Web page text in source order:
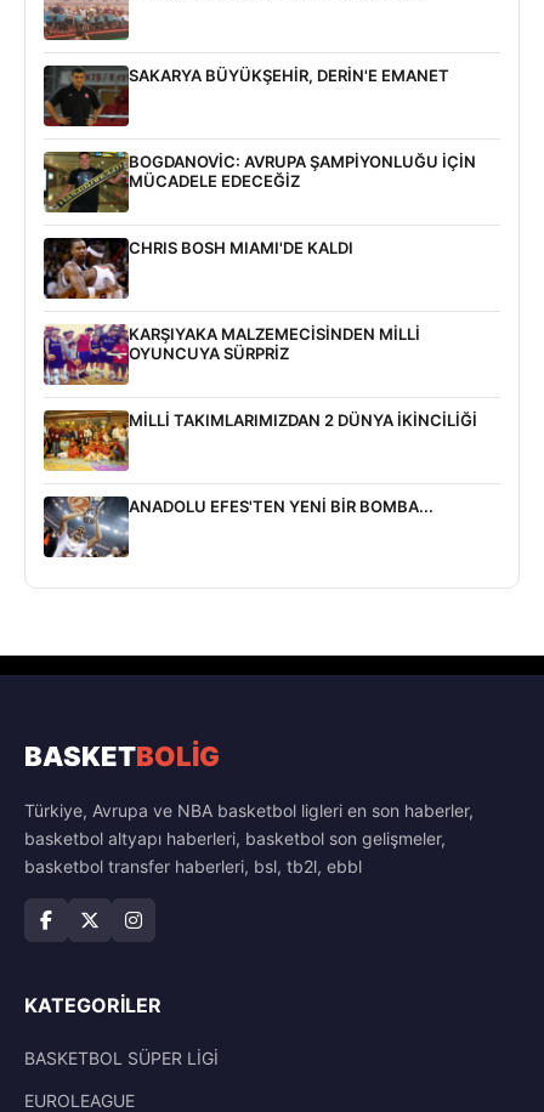
SAKARYA BÜYÜKŞEHİR, DERİN'E EMANET
BOGDANOVİC: AVRUPA ŞAMPİYONLUĞU İÇİN
MÜCADELE EDECEĞİZ
CHRIS BOSH MIAMI'DE KALDI
KARŞIYAKA MALZEMECİSİNDEN MİLLİ
OYUNCUYA SÜRPRİZ
MİLLİ TAKIMLARIMIZDAN 2 DÜNYA İKİNCİLİĞİ
ANADOLU EFES'TEN YENİ BİR BOMBA...
BASKETBOLİG
Türkiye, Avrupa ve NBA basketbol ligleri en son haberler,
basketbol altyapı haberleri, basketbol son gelişmeler,
basketbol transfer haberleri, bsl, tb2l, ebbl
KATEGORILER
BASKETBOL SÜPER LİGİ
EUROLEAGUE